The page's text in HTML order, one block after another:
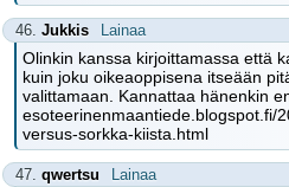
46. Jukkis Lainaa
Olinkin kanssa kirjoittamassa että
kuin joku oikeaoppisena itseään
valittamaan. Kannattaa hänenkin
esoteerinenmaantiede.blogspot.fi/
versus-sorkka-kiista.html
47. qwertsu Lainaa